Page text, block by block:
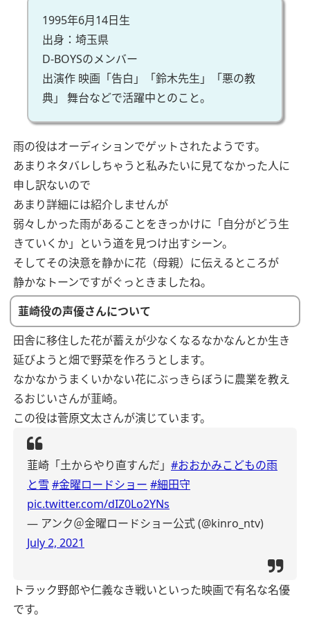
1995年6月14日生
出身：埼玉県
D‐BOYSのメンバー
出演作 映画「告白」「鈴木先生」「悪の教
典」
舞台などで活躍中とのこと。
雨の役はオーディションでゲットされたようです。
あまりネタバレしちゃうと私みたいに見てなかった人に
申し訳ないので
あまり詳細には紹介しませんが
弱々しかった雨があることをきっかけに「自分がどう生
きていくか」という道を見つけ出すシーン。
そしてその決意を静かに花（母親）に伝えるところが
静かなトーンですがぐっときましたね。
韮崎役の声優さんについて
田舎に移住した花が蓄えが少なくなるなかなんとか生き
延びようと畑で野菜を作ろうとします。
なかなかうまくいかない花にぶっきらぼうに農業を教え
るおじいさんが韮崎。
この役は菅原文太さんが演じています。
韮崎「土からやり直すんだ」 #おおかみこどもの雨
と雪 #金曜ロードショー #細田守
pic.twitter.com/dIZ0Lo2YNs
— アンク＠金曜ロードショー公式 (@kinro_ntv)
July 2, 2021
トラック野郎や仁義なき戦いといった映画で有名な名優
です。